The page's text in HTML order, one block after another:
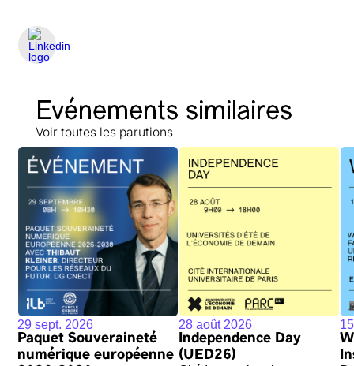
Evénements similaires
Voir toutes les parutions
29 sept. 2026
Paquet Souveraineté
numérique européenne
28 août 2026
Independence Day
(UED26)